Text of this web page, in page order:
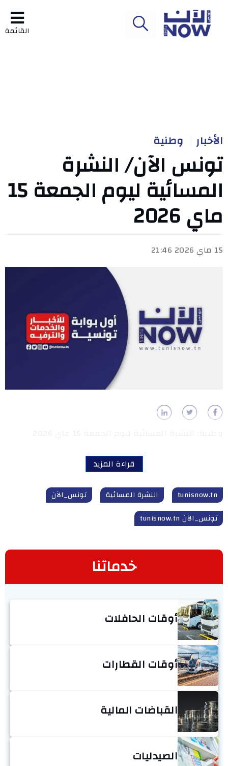
القائمة
الأخبار وطنية
تونس الآن/ النشرة
المسائية ليوم الجمعة 15
ماي 2026
15 ماي 2026 21:46
قراءة المزيد
tunisnow.tn النشرة المسائية
تونس_الآن
تونس_الآن tunisnow.tn
خدماتنا
أوقات الحافلات
أوقات القطارات
القباضات المالية
الصيدليات